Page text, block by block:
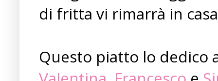
di fritta vi rimarrà in
Questo piatto lo dedico